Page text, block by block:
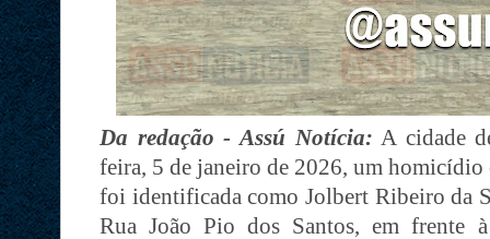
Da redação - Assú Notícia: A cidade
feira, 5 de janeiro de 2026, um
foi identificada como Jolbert Ribeiro da
Rua João Pio dos Santos, em frente